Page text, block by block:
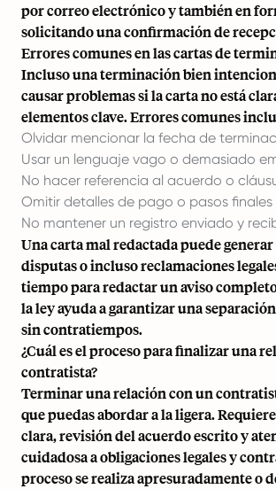
por correo electrónico y también en
solicitando una confirmación de
Errores comunes en las cartas de
Incluso una terminación bien
causar problemas si la carta no está
elementos clave. Errores comunes
Olvidar mencionar la fecha de
Usar un lenguaje vago o demasiado
No hacer referencia al acuerdo o
Omitir detalles de pago o pasos finales
No mantener un registro enviado y
Una carta mal redactada puede
disputas o incluso reclamaciones
tiempo para redactar un aviso
la ley ayuda a garantizar una
sin contratiempos.
¿Cuál es el proceso para finalizar una
contratista?
Terminar una relación con un
que puedas abordar a la ligera.
clara, revisión del acuerdo escrito y
cuidadosa a obligaciones legales y
proceso se realiza apresuradamente o